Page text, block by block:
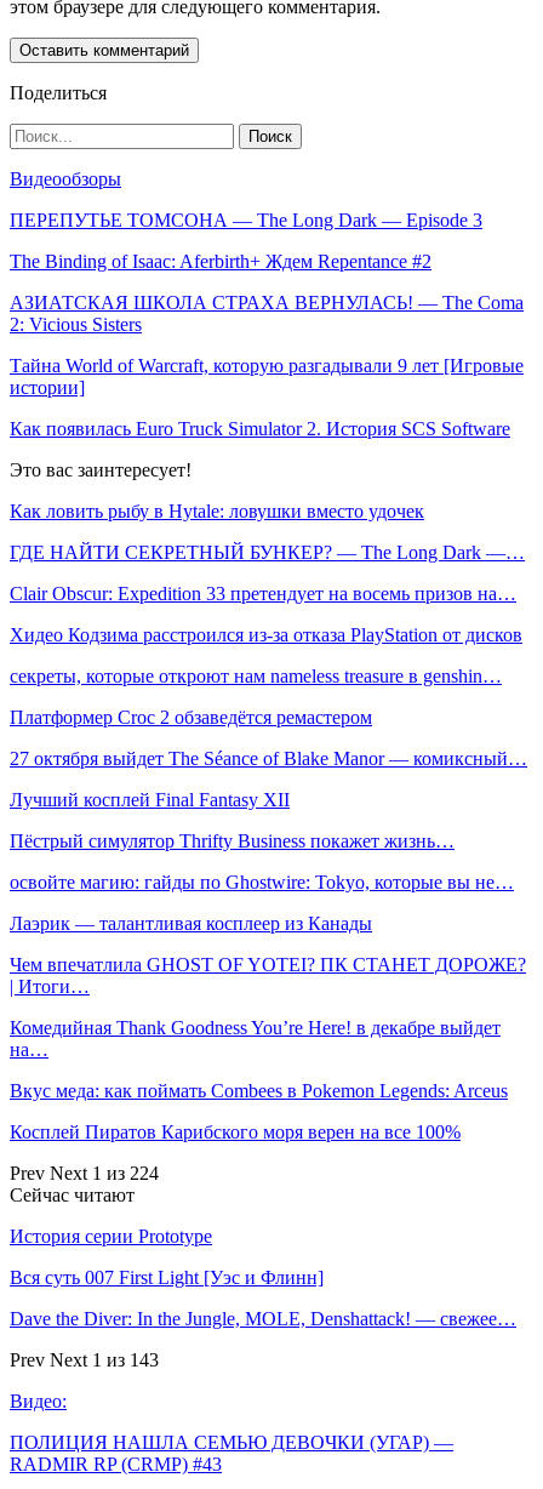
этом браузере для следующего комментария.
Поделиться
Видеообзоры
ПЕРЕПУТЬЕ ТОМСОНА — The Long Dark — Episode 3
The Binding of Isaac: Aferbirth+ Ждем Repentance #2
АЗИАТСКАЯ ШКОЛА СТРАХА ВЕРНУЛАСЬ! — The Coma
2: Vicious Sisters
Тайна World of Warcraft, которую разгадывали 9 лет [Игровые
истории]
Как появилась Euro Truck Simulator 2. История SCS Software
Это вас заинтересует!
Как ловить рыбу в Hytale: ловушки вместо удочек
ГДЕ НАЙТИ СЕКРЕТНЫЙ БУНКЕР? — The Long Dark —…
Clair Obscur: Expedition 33 претендует на восемь призов на…
Хидео Кодзима расстроился из-за отказа PlayStation от дисков
секреты, которые откроют нам nameless treasure в genshin…
Платформер Croc 2 обзаведётся ремастером
27 октября выйдет The Séance of Blake Manor — комиксный…
Лучший косплей Final Fantasy XII
Пёстрый симулятор Thrifty Business покажет жизнь…
освойте магию: гайды по Ghostwire: Tokyo, которые вы не…
Лаэрик — талантливая косплеер из Канады
Чем впечатлила GHOST OF YOTEI? ПК СТАНЕТ ДОРОЖЕ?
| Итоги…
Комедийная Thank Goodness You’re Here! в декабре выйдет
на…
Вкус меда: как поймать Combees в Pokemon Legends: Arceus
Косплей Пиратов Карибского моря верен на все 100%
Prev Next 1 из 224
Сейчас читают
История серии Prototype
Вся суть 007 First Light [Уэс и Флинн]
Dave the Diver: In the Jungle, MOLE, Denshattack! — свежее…
Prev Next 1 из 143
Видео:
ПОЛИЦИЯ НАШЛА СЕМЬЮ ДЕВОЧКИ (УГАР) —
RADMIR RP (CRMP) #43